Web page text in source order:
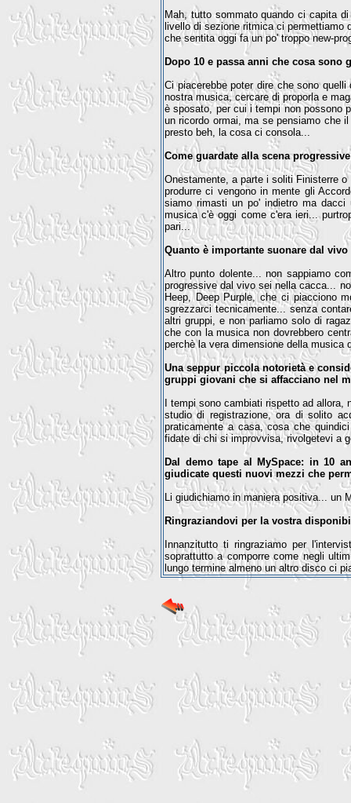
Mah, tutto sommato quando ci capita
livello di sezione ritmica ci permettiamo
che sentita oggi fa un po' troppo new-
Dopo 10 e passa anni che cosa sono
Ci piacerebbe poter dire che sono
nostra musica, cercare di proporla e
è sposato, per cui i tempi non possono
un ricordo ormai, ma se pensiamo che
presto beh, la cosa ci consola...
Come guardate alla scena
Onestamente, a parte i soliti Finisterre
produrre ci vengono in mente gli
siamo rimasti un po' indietro ma
musica c'è oggi come c'era ieri...
pari...
Quanto è importante suonare dal
Altro punto dolente... non sappiamo
progressive dal vivo sei nella cacca...
Heep, Deep Purple, che ci piacciono
sgrezzarci tecnicamente... senza
altri gruppi, e non parliamo solo di
che con la musica non dovrebbero
perchè la vera dimensione della musica
Una seppur piccola notorietà e
gruppi giovani che si affacciano nel
I tempi sono cambiati rispetto ad
studio di registrazione, ora di solito
praticamente a casa, cosa che
fidate di chi si improvvisa, rivolgetevi a
Dal demo tape al MySpace: in 10
giudicate questi nuovi mezzi che
Li giudichiamo in maniera positiva... un
Ringraziandovi per la vostra
Innanzitutto ti ringraziamo per
soprattutto a comporre come negli
lungo termine almeno un altro disco ci